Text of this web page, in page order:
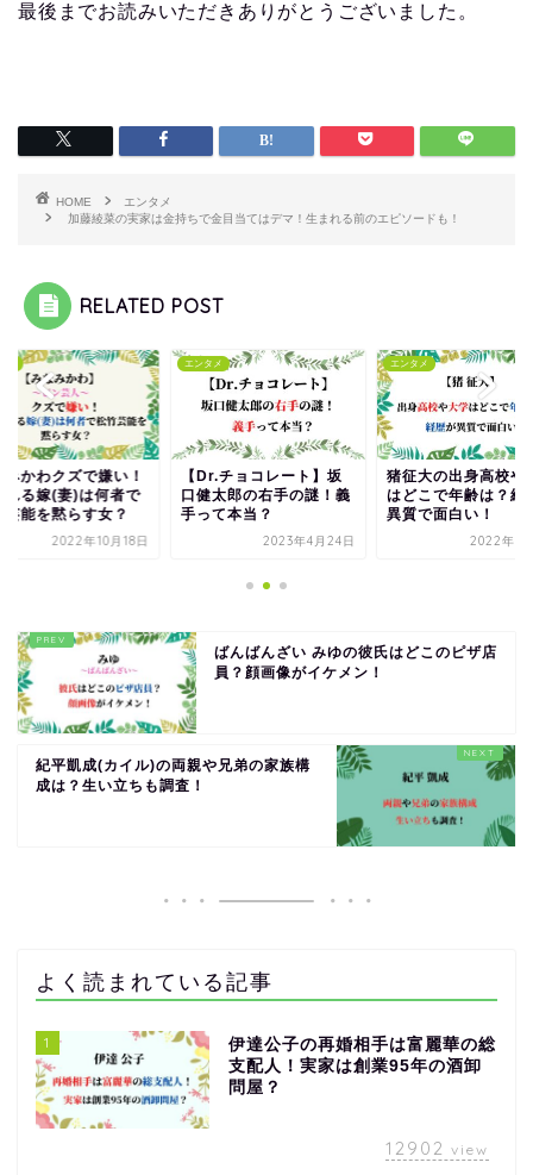
最後までお読みいただきありがとうございました。
HOME
エンタメ
加藤綾菜の実家は金持ちで金目当てはデマ！生まれる前のエピソードも！
RELATED POST
みかわクズで嫌い！
れる嫁(妻)は何者で
芸能を黙らす女？
2022年10月18日
エンタメ
【Dr.チョコレート】坂
口健太郎の右手の謎！義
手って本当？
2023年4月24日
エンタメ
猪征大の出身高校や
はどこで年齢は？経
異質で面白い！
2022年10
ばんばんざい みゆの彼氏はどこのピザ店
員？顔画像がイケメン！
紀平凱成(カイル)の両親や兄弟の家族構
成は？生い立ちも調査！
よく読まれている記事
1
伊達公子の再婚相手は富麗華の総
支配人！実家は創業95年の酒卸
問屋？
12902 view